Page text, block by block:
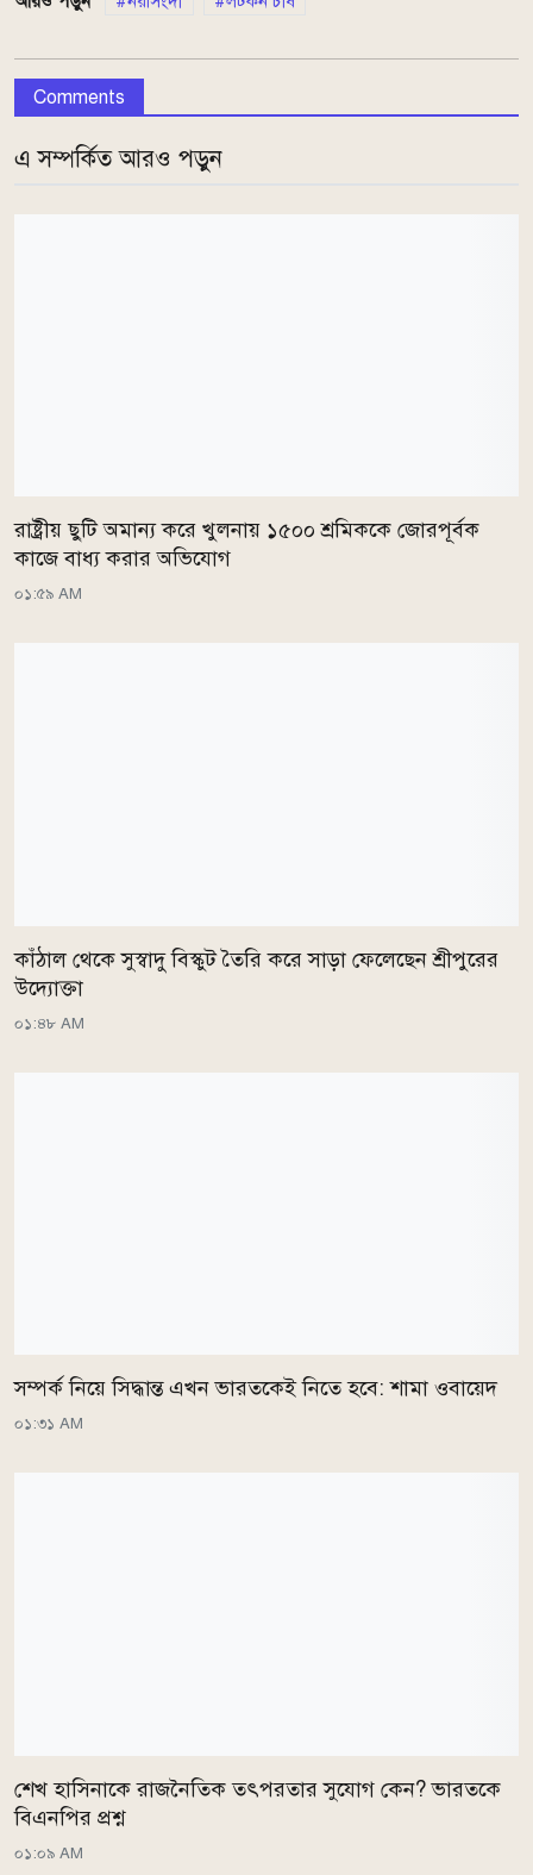
Comments
এ সম্পর্কিত আরও পড়ুন
রাষ্ট্রীয় ছুটি অমান্য করে খুলনায় ১৫০০ শ্রমিককে জোরপূর্বক
কাজে বাধ্য করার অভিযোগ
০১:৫৯ AM
কাঁঠাল থেকে সুস্বাদু বিস্কুট তৈরি করে সাড়া ফেলেছেন শ্রীপুরের
উদ্যোক্তা
০১:৪৮ AM
সম্পর্ক নিয়ে সিদ্ধান্ত এখন ভারতকেই নিতে হবে: শামা ওবায়েদ
০১:৩১ AM
শেখ হাসিনাকে রাজনৈতিক তৎপরতার সুযোগ কেন? ভারতকে
বিএনপির প্রশ্ন
০১:০৯ AM